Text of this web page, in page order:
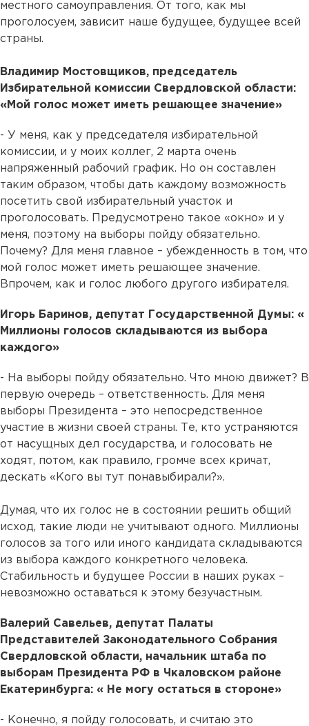
местного самоуправления. От того, как мы
проголосуем, зависит наше будущее, будущее всей
страны.
Владимир Мостовщиков, председатель
Избирательной комиссии Свердловской области:
«Мой голос может иметь решающее значение»
- У меня, как у председателя избирательной
комиссии, и у моих коллег, 2 марта очень
напряженный рабочий график. Но он составлен
таким образом, чтобы дать каждому возможность
посетить свой избирательный участок и
проголосовать. Предусмотрено такое «окно» и у
меня, поэтому на выборы пойду обязательно.
Почему? Для меня главное – убежденность в том, что
мой голос может иметь решающее значение.
Впрочем, как и голос любого другого избирателя.
Игорь Баринов, депутат Государственной Думы: «
Миллионы голосов складываются из выбора
каждого»
- На выборы пойду обязательно. Что мною движет? В
первую очередь – ответственность. Для меня
выборы Президента – это непосредственное
участие в жизни своей страны. Те, кто устраняются
от насущных дел государства, и голосовать не
ходят, потом, как правило, громче всех кричат,
дескать «Кого вы тут понавыбирали?».
Думая, что их голос не в состоянии решить общий
исход, такие люди не учитывают одного. Миллионы
голосов за того или иного кандидата складываются
из выбора каждого конкретного человека.
Стабильность и будущее России в наших руках –
невозможно оставаться к этому безучастным.
Валерий Савельев, депутат Палаты
Представителей Законодательного Собрания
Свердловской области, начальник штаба по
выборам Президента РФ в Чкаловском районе
Екатеринбурга: « Не могу остаться в стороне»
- Конечно, я пойду голосовать, и считаю это